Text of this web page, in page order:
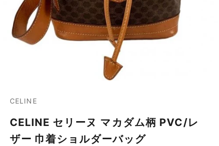
CELINE
CELINE セリーヌ マカダム柄 PVC/レ
ザー 巾着ショルダーバッグ